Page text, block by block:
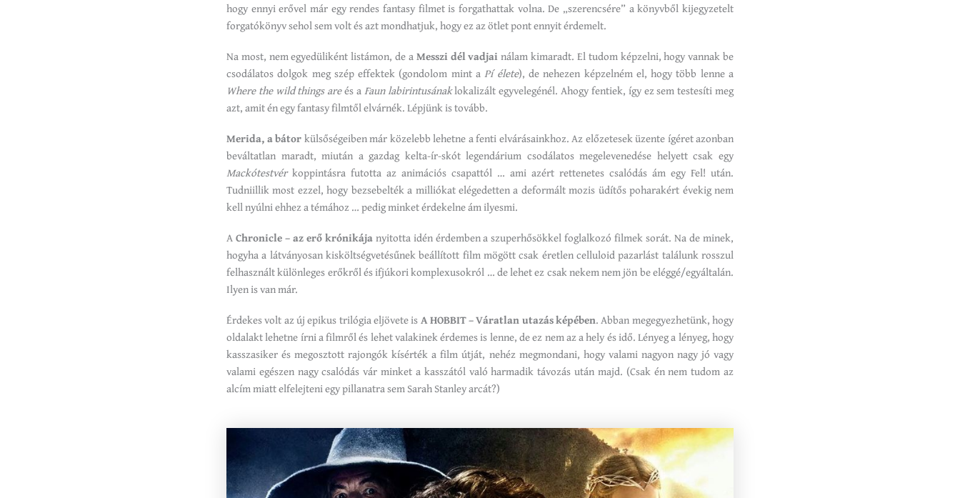
hogy ennyi erővel már egy rendes fantasy filmet is forgathattak volna. De „szerencsére” a könyvből kijegyzetelt
forgatókönyv sehol sem volt és azt mondhatjuk, hogy ez az ötlet pont ennyit érdemelt.
Na most, nem egyedüliként listámon, de aMesszi dél vadjainálam kimaradt. El tudom képzelni, hogy vannak be
csodálatos dolgok meg szép effektek (gondolom mint aPí élete), de nehezen képzelném el, hogy több lenne a
Where the wild things areés aFaun labirintusánaklokalizált egyvelegénél. Ahogy fentiek, így ez sem testesíti meg
azt, amit én egy fantasy filmtől elvárnék. Lépjünk is tovább.
Merida, a bátorkülsőségeiben már közelebb lehetne a fenti elvárásainkhoz. Az előzetesek üzente ígéret azonban
beváltatlan maradt, miután a gazdag kelta-ír-skót legendárium csodálatos megelevenedése helyett csak egy
Mackótestvérkoppintásra futotta az animációs csapattól … ami azért rettenetes csalódás ám egy Fel! után.
Tudniillik most ezzel, hogy bezsebelték a milliókat elégedetten a deformált mozis üdítős poharakért évekig nem
kell nyúlni ehhez a témához … pedig minket érdekelne ám ilyesmi.
AChronicle – az erő krónikájanyitotta idén érdemben a szuperhősökkel foglalkozó filmek sorát. Na de minek,
hogyha a látványosan kisköltségvetésűnek beállított film mögött csak éretlen celluloid pazarlást találunk rosszul
felhasznált különleges erőkről és ifjúkori komplexusokról … de lehet ez csak nekem nem jön be eléggé/egyáltalán.
Ilyen is van már.
Érdekes volt az új epikus trilógia eljövete isA HOBBIT – Váratlan utazás képében. Abban megegyezhetünk, hogy
oldalakt lehetne írni a filmről és lehet valakinek érdemes is lenne, de ez nem az a hely és idő. Lényeg a lényeg, hogy
kasszasiker és megosztott rajongók kísérték a film útját, nehéz megmondani, hogy valami nagyon nagy jó vagy
valami egészen nagy csalódás vár minket a kasszától való harmadik távozás után majd. (Csak én nem tudom az
alcím miatt elfelejteni egy pillanatra sem Sarah Stanley arcát?)